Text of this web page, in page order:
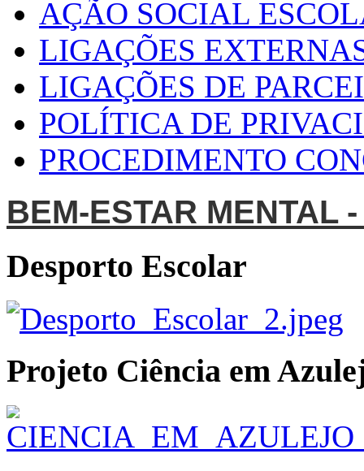
AÇÃO SOCIAL
LIGAÇÕES
LIGAÇÕES DE
POLÍTICA DE
PROCEDIMENTO
BEM-ESTAR MENTAL
Desporto Escolar
Projeto Ciência em